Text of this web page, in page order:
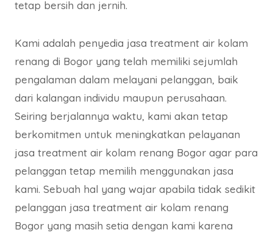
tetap bersih dan jernih.
Kami adalah penyedia jasa treatment air kolam
renang di Bogor yang telah memiliki sejumlah
pengalaman dalam melayani pelanggan, baik
dari kalangan individu maupun perusahaan.
Seiring berjalannya waktu, kami akan tetap
berkomitmen untuk meningkatkan pelayanan
jasa treatment air kolam renang Bogor agar para
pelanggan tetap memilih menggunakan jasa
kami. Sebuah hal yang wajar apabila tidak sedikit
pelanggan jasa treatment air kolam renang
Bogor yang masih setia dengan kami karena